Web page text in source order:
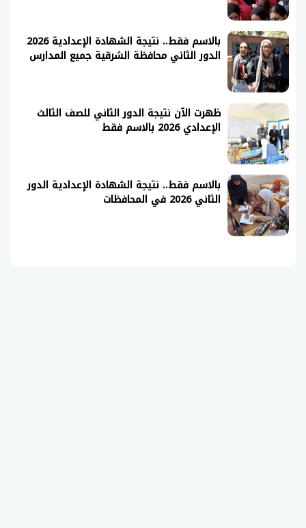
بالاسم فقط.. نتيجة الشهادة الإعدادية 2026
الدور الثاني محافظة الشرقية جميع المدارس
ظهرت الآن نتيجة الدور الثاني للصف الثالث
الإعدادي 2026 بالاسم فقط
بالاسم فقط.. نتيجة الشهادة الإعدادية الدور
الثاني 2026 في المحافظات